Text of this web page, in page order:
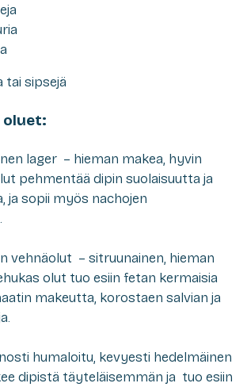
tai sipsejä
oluet:
lager – hieman makea, hyvin
pehmentää dipin suolaisuutta ja
sopii myös nachojen
vehnäolut – sitruunainen, hieman
olut tuo esiin fetan kermaisia
makeutta, korostaen salvian ja
humaloitu, kevyesti hedelmäinen
dipistä täyteläisemmän ja tuo esiin